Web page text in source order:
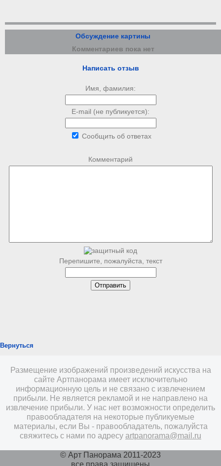
Обсуждение картины
Комментариев пока нет
Написать отзыв
Имя, фамилия:
E-mail (не публикуется):
Сообщить об ответах
Комментарий
Перепишите, пожалуйста, текст
Вернуться
Размещение изображений произведений искусства на
сайте Артпанорама имеет исключительно
информационную цель и не связано с извлечением
прибыли. Не является рекламой и не направлено на
извлечение прибыли. У нас нет возможности определить
правообладателя на некоторые публикуемые
материалы, если Вы - правообладатель, пожалуйста
свяжитесь с нами по адресу artpanorama@mail.ru
© Арт Панорама 2011-2023
все права защищены